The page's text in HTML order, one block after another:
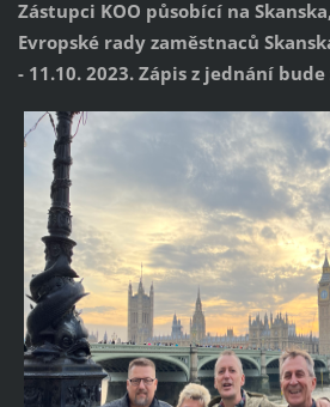
Zástupci KOO působící na
Evropské rady zaměstnaců
- 11.10. 2023. Zápis z jednání